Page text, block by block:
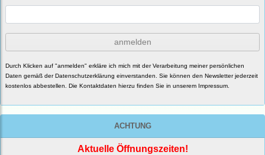
anmelden
Durch Klicken auf "anmelden" erkläre ich mich mit der Verarbeitung meiner persönlichen
Daten gemäß derDatenschutzerklärung einverstanden. Sie können den Newsletter jederzeit
kostenlos abbestellen. Die Kontaktdaten hierzu finden Sie in unserem Impressum.
ACHTUNG
Aktuelle Öffnungszeiten!